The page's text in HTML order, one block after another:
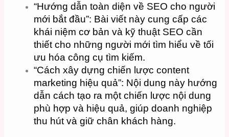
“Hướng dẫn toàn diện về SEO cho người
mới bắt đầu”: Bài viết này cung cấp các
khái niệm cơ bản và kỹ thuật SEO cần
thiết cho những người mới tìm hiểu về tối
ưu hóa công cụ tìm kiếm.
“Cách xây dựng chiến lược content
marketing hiệu quả”: Nội dung này hướng
dẫn cách tạo ra một chiến lược nội dung
phù hợp và hiệu quả, giúp doanh nghiệp
thu hút và giữ chân khách hàng.